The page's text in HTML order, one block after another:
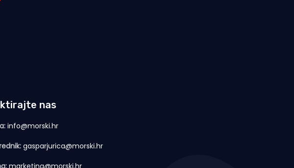
nas
info@morski.hr
gasparjurica@morski.hr
marketing@morski.hr